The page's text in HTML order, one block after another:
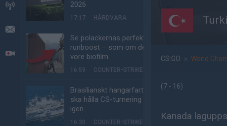
HÄNDELSER
LIVESÄNDNINGAR
2026
17:17 HÅRDVARA
Se polackernas perfekta
runboost – som om det
vore biofilm
16:59 COUNTER-STRIKE
Brasilianskt hangarfartyg
ska hålla CS-turnering –
igen
16:30 COUNTER-STRIKE
CS:GO » World
(7 - 16)
Kanada